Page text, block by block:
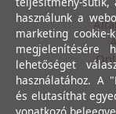
használunk a
marketing
megjelenítésére
lehetőséget
használatához. A
és elutasíthat